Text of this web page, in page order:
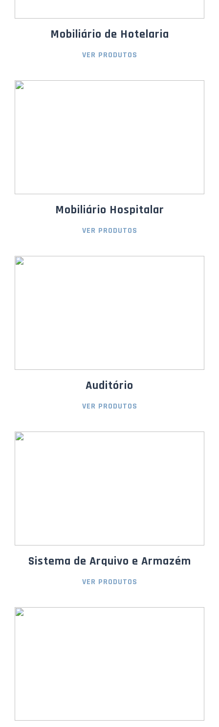
Mobiliário de Hotelaria
VER PRODUTOS
Mobiliário Hospitalar
VER PRODUTOS
Auditório
VER PRODUTOS
Sistema de Arquivo e Armazém
VER PRODUTOS